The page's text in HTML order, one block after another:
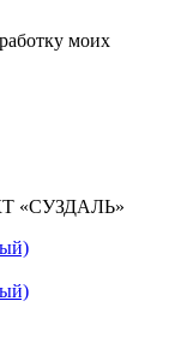
моих
«СУЗДАЛЬ»